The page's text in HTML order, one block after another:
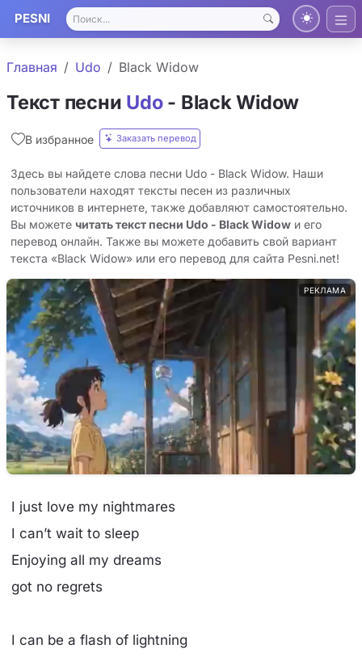
PESNI
Главная Udo Black Widow
Текст песни Udo- Black Widow
В избранное Заказать перевод
Здесь вы найдете слова песни Udo - Black Widow. Наши
пользователи находят тексты песен из различных
источников в интернете, также добавляют самостоятельно.
Вы можете читать текст песни Udo - Black Widow и его
перевод онлайн. Также вы можете добавить свой вариант
текста «Black Widow» или его перевод для сайта Pesni.net!
РЕКЛАМА
I just love my nightmares
I can’t wait to sleep
Enjoying all my dreams
got no regrets
I can be a flash of lightning